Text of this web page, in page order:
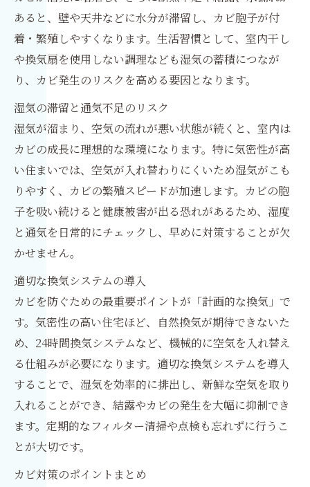
あると、壁や天井などに水分が滞留し、カビ胞子が付
着・繁殖しやすくなります。生活習慣として、室内干し
や換気扇を使用しない調理なども湿気の蓄積につなが
り、カビ発生のリスクを高める要因となります。
湿気の滞留と通気不足のリスク
湿気が溜まり、空気の流れが悪い状態が続くと、室内は
カビの成長に理想的な環境になります。特に気密性が高
い住まいでは、空気が入れ替わりにくいため湿気がこも
りやすく、カビの繁殖スピードが加速します。カビの胞
子を吸い続けると健康被害が出る恐れがあるため、湿度
と通気を日常的にチェックし、早めに対策することが欠
かせません。
適切な換気システムの導入
カビを防ぐための最重要ポイントが「計画的な換気」で
す。気密性の高い住宅ほど、自然換気が期待できないた
め、24時間換気システムなど、機械的に空気を入れ替え
る仕組みが必要になります。適切な換気システムを導入
することで、湿気を効率的に排出し、新鮮な空気を取り
入れることができ、結露やカビの発生を大幅に抑制でき
ます。定期的なフィルター清掃や点検も忘れずに行うこ
とが大切です。
カビ対策のポイントまとめ